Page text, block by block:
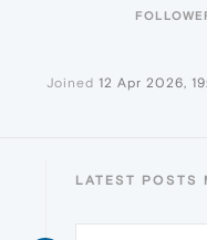
Joined 12 Apr 2026,
LATEST POSTS